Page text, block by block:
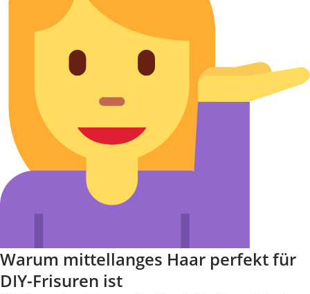
Warum mittellanges Haar perfekt für
DIY-Frisuren ist